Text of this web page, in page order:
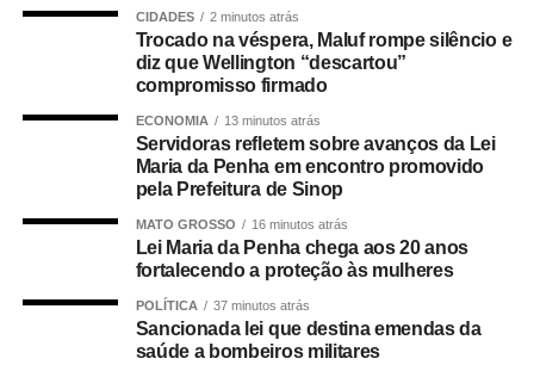
Com origem noProjeto de Lei Complementar (PLP)
, de autoria do deputado Guilherme Derrite (PP-
SP), a matéria foiaprovada no Senado em julho
Agência Senado (Reprodução autorizada mediante
citação da Agência Senado)
Agência Senado
CIDADES 2 minutos atrás
Trocado na véspera, Maluf rompe silêncio e
diz que Wellington “descartou”
compromisso firmado
ECONOMIA 13 minutos atrás
Servidoras refletem sobre avanços da Lei
Maria da Penha em encontro promovido
pela Prefeitura de Sinop
MATO GROSSO 16 minutos atrás
Lei Maria da Penha chega aos 20 anos
fortalecendo a proteção às mulheres
POLÍTICA 37 minutos atrás
Sancionada lei que destina emendas da
saúde a bombeiros militares